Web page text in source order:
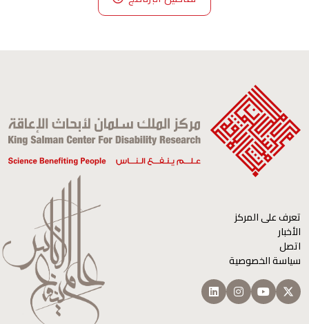
تعرف على المركز
الأخبار
اتصل
سياسة الخصوصية